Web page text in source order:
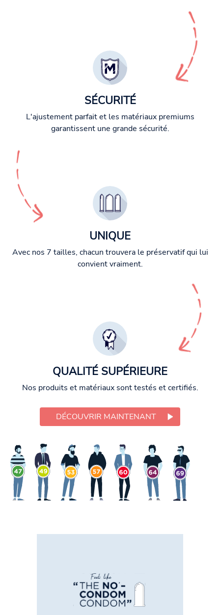
SÉCURITÉ
L'ajustement parfait et les matériaux premiums
garantissent une grande sécurité.
UNIQUE
Avec nos 7 tailles, chacun trouvera le préservatif qui lui
convient vraiment.
QUALITÉ SUPÉRIEURE
Nos produits et matériaux sont testés et certifiés.
DÉCOUVRIR MAINTENANT